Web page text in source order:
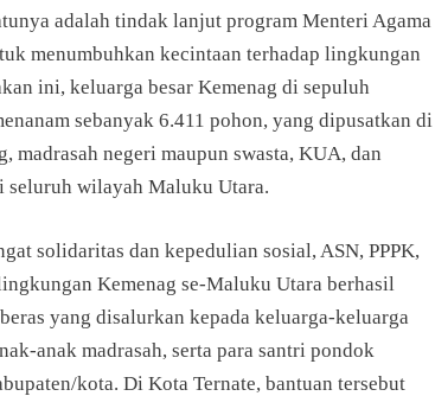
adalah tindak lanjut program Menteri Agama
menumbuhkan kecintaan terhadap lingkungan
ini, keluarga besar Kemenag di sepuluh
sebanyak 6.411 pohon, yang dipusatkan di
madrasah negeri maupun swasta, KUA, dan
seluruh wilayah Maluku Utara.
solidaritas dan kepedulian sosial, ASN, PPPK,
Kemenag se-Maluku Utara berhasil
yang disalurkan kepada keluarga-keluarga
anak madrasah, serta para santri pondok
kota. Di Kota Ternate, bantuan tersebut